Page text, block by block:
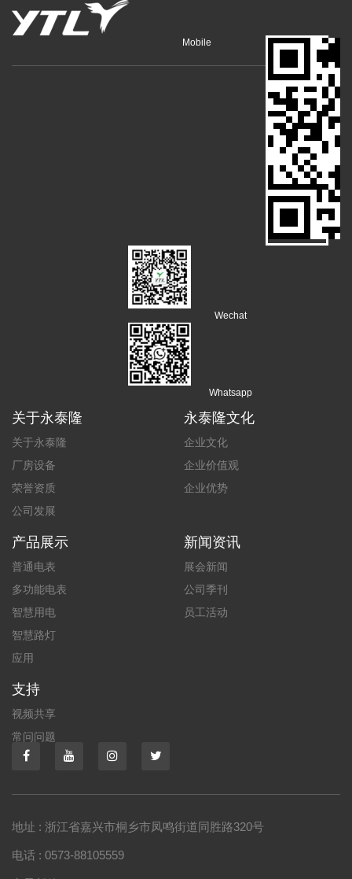
Mobile
Wechat
Whatsapp
关于永泰隆
关于永泰隆
厂房设备
荣誉资质
公司发展
永泰隆文化
企业文化
企业价值观
企业优势
产品展示
普通电表
多功能电表
智慧用电
智慧路灯
应用
新闻资讯
展会新闻
公司季刊
员工活动
支持
视频共享
常问问题
地址 : 浙江省嘉兴市桐乡市凤鸣街道同胜路320号
电话 : 0573-88105559